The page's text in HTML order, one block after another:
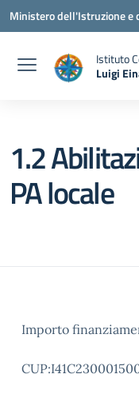
Vai ai contenuti
Vai al menu di navigazione
Vai al footer
Ministero dell'Istruzione e
Istituto
Luigi
— Visita
1.2
PA locale
Importo